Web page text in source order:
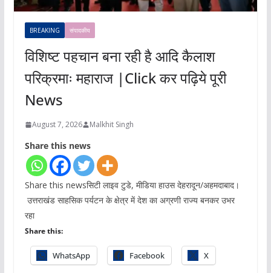
BREAKING संपादकीय
विशिष्ट पहचान बना रही है आदि कैलाश
परिक्रमाः महाराज |Click कर पढ़िये पूरी
News
August 7, 2026 Malkhit Singh
Share this news
Share this newsसिटी लाइव टुडे, मीडिया हाउस देहरादून/अहमदाबाद।
उत्तराखंड साहसिक पर्यटन के क्षेत्र में देश का अग्रणी राज्य बनकर उभर
रहा
Share this:
WhatsApp Facebook X